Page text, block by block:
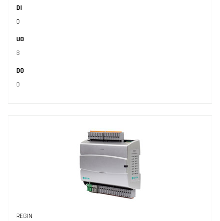
DI
0
UO
8
DO
0
REGIN